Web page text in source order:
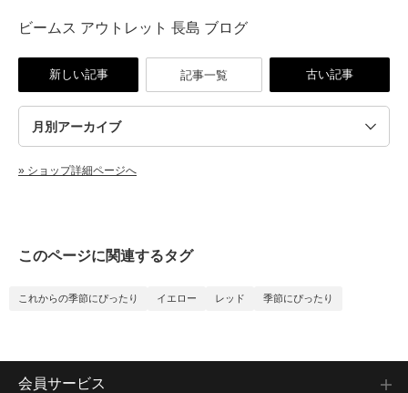
ビームス アウトレット 長島 ブログ
新しい記事 記事一覧 古い記事
» ショップ詳細ページへ
このページに関連するタグ
これからの季節にぴったり イエロー レッド 季節にぴったり
会員サービス